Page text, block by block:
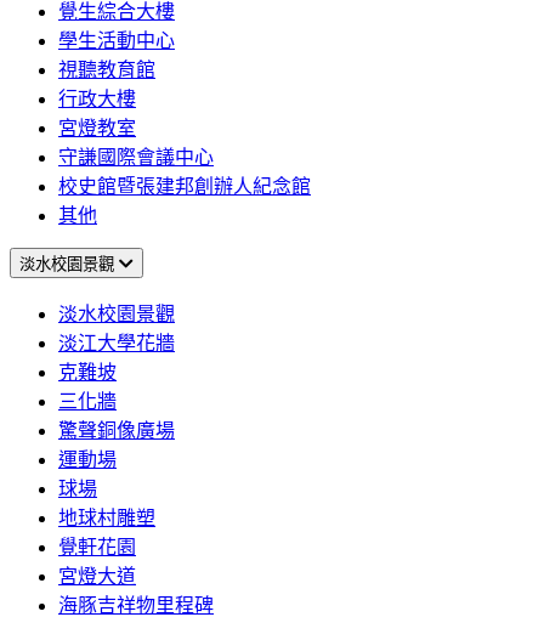
覺生綜合大樓
學生活動中心
視聽教育館
行政大樓
宮燈教室
守謙國際會議中心
校史館暨張建邦創辦人紀念館
其他
淡水校園景觀
淡水校園景觀
淡江大學花牆
克難坡
三化牆
驚聲銅像廣場
運動場
球場
地球村雕塑
覺軒花園
宮燈大道
海豚吉祥物里程碑